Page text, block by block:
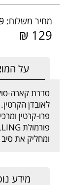
מחיר משלוח: 24.9 - 39.9 ₪
129 ₪
על
סדרת קארה-
לאובדן
פרו-קרטין
ומחליק את
מידע